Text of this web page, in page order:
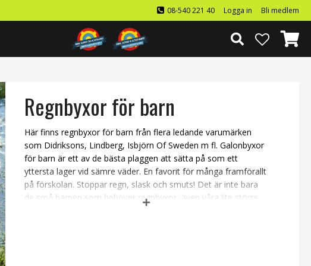
08-540 221 40 Logga in Bli medlem
Regnbyxor för barn
Här finns regnbyxor för barn från flera ledande varumärken
som Didriksons, Lindberg, Isbjörn Of Sweden m fl. Galonbyxor
för barn är ett av de bästa plaggen att sätta på som ett
yttersta lager vid sämre väder. En favorit för många framförallt
på förskolan. Stoppar regn, slask och smuts! Det är inte bara
de små barnen som behöver regnbyxor, även våra lite större